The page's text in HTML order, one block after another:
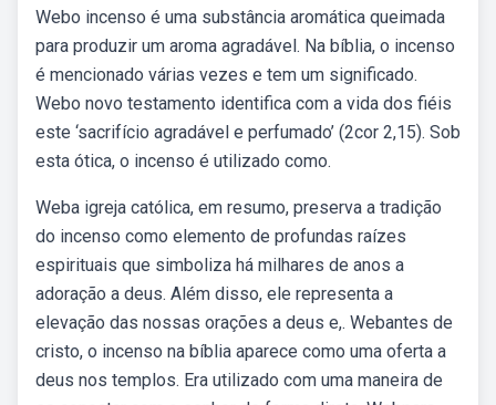
Webo incenso é uma substância aromática queimada
para produzir um aroma agradável. Na bíblia, o incenso
é mencionado várias vezes e tem um significado.
Webo novo testamento identifica com a vida dos fiéis
este ‘sacrifício agradável e perfumado’ (2cor 2,15). Sob
esta ótica, o incenso é utilizado como.
Weba igreja católica, em resumo, preserva a tradição
do incenso como elemento de profundas raízes
espirituais que simboliza há milhares de anos a
adoração a deus. Além disso, ele representa a
elevação das nossas orações a deus e,. Webantes de
cristo, o incenso na bíblia aparece como uma oferta a
deus nos templos. Era utilizado com uma maneira de